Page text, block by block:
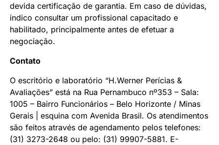
devida certificação de garantia. Em caso de dúvidas,
indico consultar um profissional capacitado e
habilitado, principalmente antes de efetuar a
negociação.
Contato
O escritório e laboratório “H.Werner Perícias &
Avaliações” está na Rua Pernambuco nº353 – Sala:
1005 – Bairro Funcionários – Belo Horizonte / Minas
Gerais | esquina com Avenida Brasil. Os atendimentos
são feitos através de agendamento pelos telefones:
(31) 3273-2648 ou pelo: (31) 99907-5881. E-